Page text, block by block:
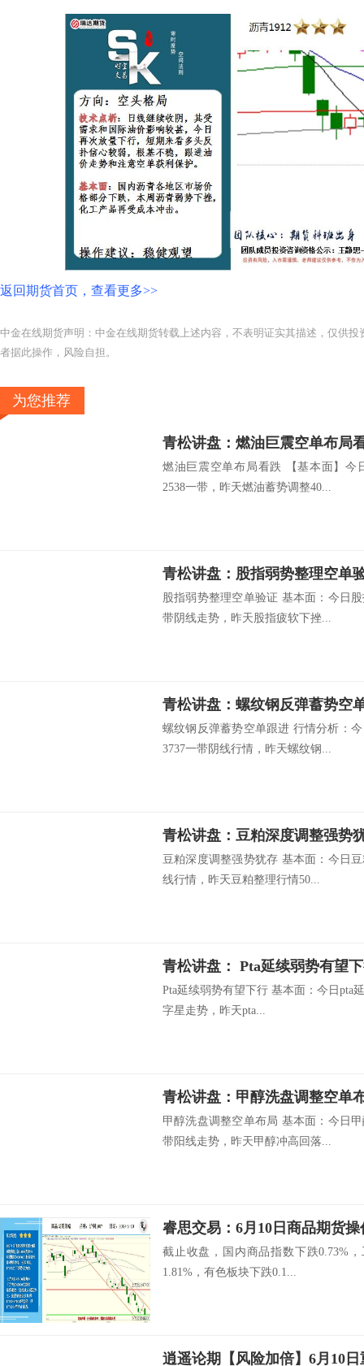
返回期货首页，查看更多>>
中金在线期货声明：中金在线期货转载上述内容，不表明证实其描述，仅供
者据此操作，风险自担。
为您推荐
青松讲盘：燃油巨震空单布局
燃油巨震空单布局看跌 【基本面】今
2538一带，昨天燃油蓄势调整40...
青松讲盘：股指弱势整理空单
股指弱势整理空单验证 基本面：今日
带阴线走势，昨天股指疲软下挫...
青松讲盘：螺纹钢反弹蓄势空
螺纹钢反弹蓄势空单跟进 行情分析：
3737一带阴线行情，昨天螺纹钢...
青松讲盘：豆粕深度调整强势
豆粕深度调整强势犹存 基本面：今日
线行情，昨天豆粕整理行情50...
青松讲盘： Pta延续弱势有望
Pta延续弱势有望下行 基本面：今日pta
字星走势，昨天pta...
青松讲盘：甲醇洗盘调整空单
甲醇洗盘调整空单布局 基本面：今日
带阳线走势，昨天甲醇冲高回落...
睿思交易：6月10日商品期货操
截止收盘，国内商品指数下跌0.73%
1.81%，有色板块下跌0.1...
逍遥论期【风险加倍】6月10